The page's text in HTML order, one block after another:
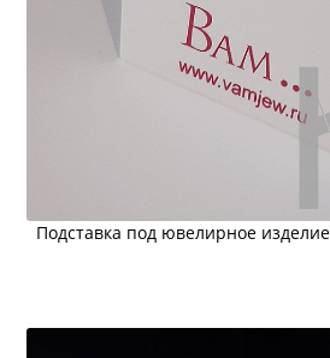
Подставка под ювелирное